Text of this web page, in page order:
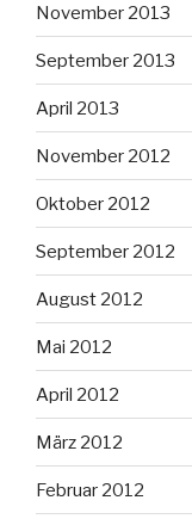
November 2013
September 2013
April 2013
November 2012
Oktober 2012
September 2012
August 2012
Mai 2012
April 2012
März 2012
Februar 2012